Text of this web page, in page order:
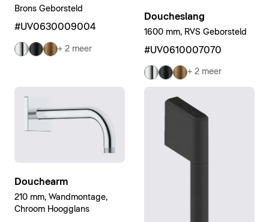
Brons Geborsteld
#UV0630009004
+ 2 meer
Doucheslang
1600 mm, RVS Geborsteld
#UV0610007070
+ 2 meer
Douchearm
210 mm, Wandmontage,
Chroom Hoogglans